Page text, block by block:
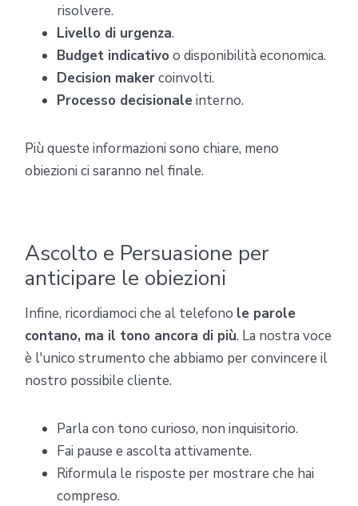
risolvere.
Livello di urgenza.
Budget indicativo o disponibilità economica.
Decision makercoinvolti.
Processo decisionaleinterno.
Più queste informazioni sono chiare, meno
obiezioni ci saranno nel finale.
Ascolto e Persuasione per
anticipare le obiezioni
Infine, ricordiamoci che al telefono le parole
contano, ma il tono ancora di più. La nostra voce
è l'unico strumento che abbiamo per convincere il
nostro possibile cliente.
Parla con tono curioso, non inquisitorio.
Fai pause e ascolta attivamente.
Riformula le risposte per mostrare che hai
compreso.